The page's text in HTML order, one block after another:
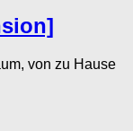
von zu Hause